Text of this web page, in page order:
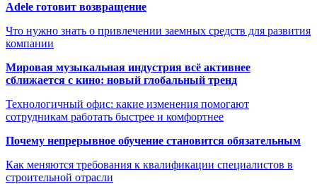
Adele готовит возвращение
Что нужно знать о привлечении заемных средств для развития
компании
Мировая музыкальная индустрия всё активнее
сближается с кино: новый глобальный тренд
Технологичный офис: какие изменения помогают
сотрудникам работать быстрее и комфортнее
Почему непрерывное обучение становится обязательным
Как меняются требования к квалификации специалистов в
строительной отрасли